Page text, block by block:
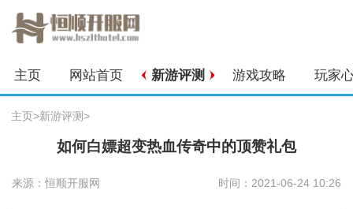
主页 网站首页 新游评测 游戏攻略 玩家
主页>新游评测>
如何白嫖超变热血传奇中的顶赞礼包
来源：恒顺开服网 时间：2021-06-24 10:26